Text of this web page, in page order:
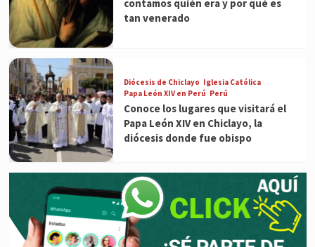
contamos quién era y por qué es
tan venerado
Diócesis de Chiclayo Iglesia Católica
Papa León XIV en Perú Perú
Conoce los lugares que visitará el
Papa León XIV en Chiclayo, la
diócesis donde fue obispo